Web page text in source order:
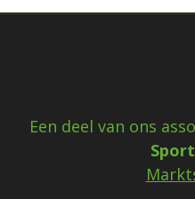
Een deel van ons